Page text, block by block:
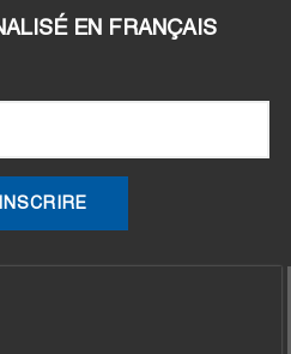
EN FRANÇAIS